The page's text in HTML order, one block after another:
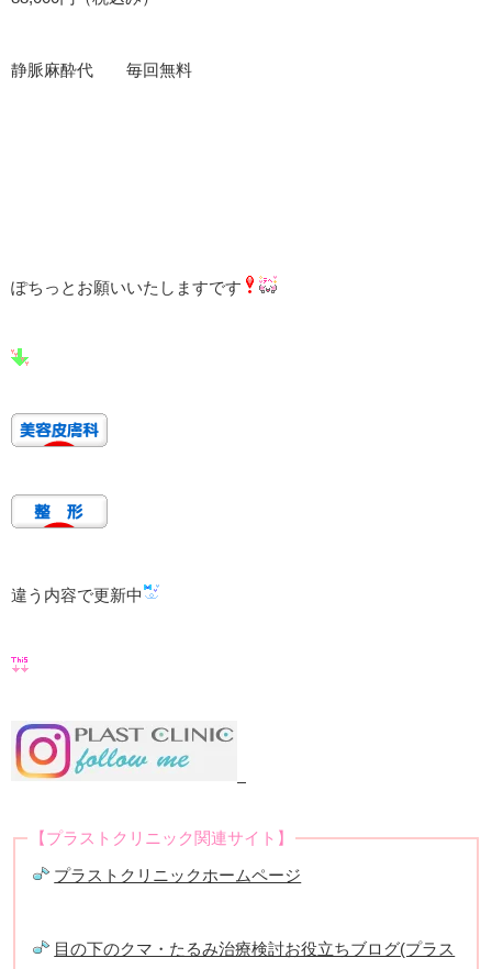
静脈麻酔代 毎回無料
ぽちっとお願いいたしますです
違う内容で更新中
【プラストクリニック関連サイト】
プラストクリニックホームページ
目の下のクマ・たるみ治療検討お役立ちブログ(プラス